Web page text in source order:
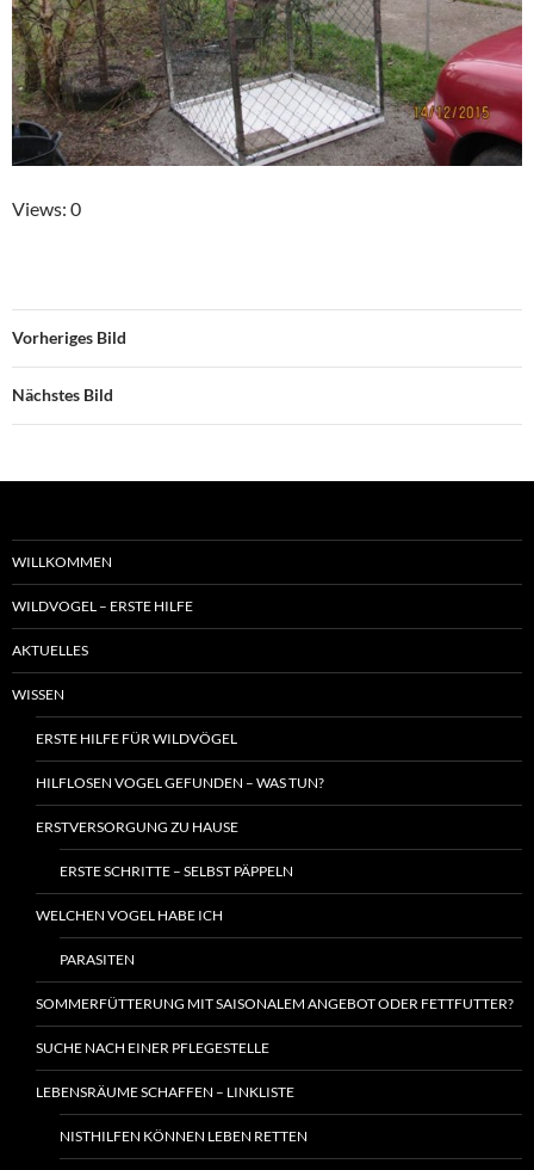
Views: 0
Vorheriges Bild
Nächstes Bild
WILLKOMMEN
WILDVOGEL – ERSTE HILFE
AKTUELLES
WISSEN
ERSTE HILFE FÜR WILDVÖGEL
HILFLOSEN VOGEL GEFUNDEN – WAS TUN?
ERSTVERSORGUNG ZU HAUSE
ERSTE SCHRITTE – SELBST PÄPPELN
WELCHEN VOGEL HABE ICH
PARASITEN
SOMMERFÜTTERUNG MIT SAISONALEM ANGEBOT ODER FETTFUTTER?
SUCHE NACH EINER PFLEGESTELLE
LEBENSRÄUME SCHAFFEN – LINKLISTE
NISTHILFEN KÖNNEN LEBEN RETTEN